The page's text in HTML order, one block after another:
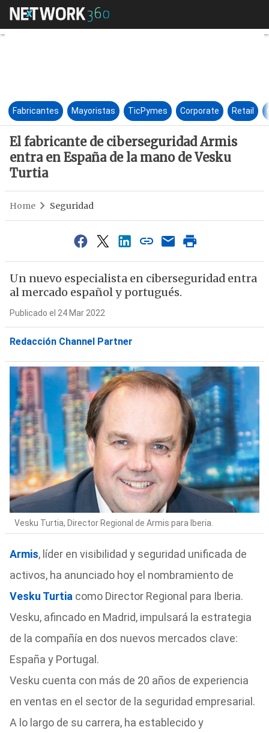
El fabricante de
Fabricantes Mayoristas TicPymes Corporate Retail
El fabricante de ciberseguridad Armis
entra en España de la mano de Vesku
Turtia
Home Seguridad
Un nuevo especialista en ciberseguridad entra
al mercado español y portugués.
Publicado el 24 Mar 2022
Redacción Channel Partner
Vesku Turtia, Director Regional de Armis para Iberia.
Armis, líder en visibilidad y seguridad unificada de
activos, ha anunciado hoy el nombramiento de
Vesku Turtia como Director Regional para Iberia.
Vesku, afincado en Madrid, impulsará la estrategia
de la compañía en dos nuevos mercados clave:
España y Portugal.
Vesku cuenta con más de 20 años de experiencia
en ventas en el sector de la seguridad empresarial.
A lo largo de su carrera, ha establecido y